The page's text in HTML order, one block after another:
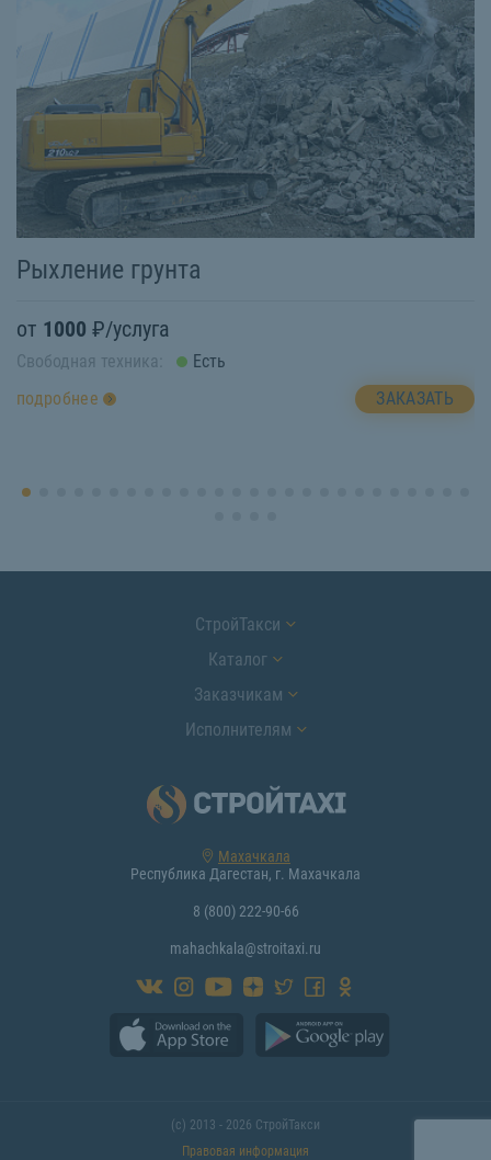
Рыхление грунта
от 1000 ₽/услуга
Свободная техника:
Есть
подробнее
ЗАКАЗАТЬ
СтройТакси
Каталог
Заказчикам
Исполнителям
Махачкала
Республика Дагестан, г. Махачкала
8 (800) 222-90-66
mahachkala@stroitaxi.ru
(с) 2013 - 2026 СтройТакси
Правовая информация